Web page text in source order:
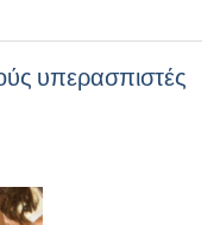
υπερασπιστές